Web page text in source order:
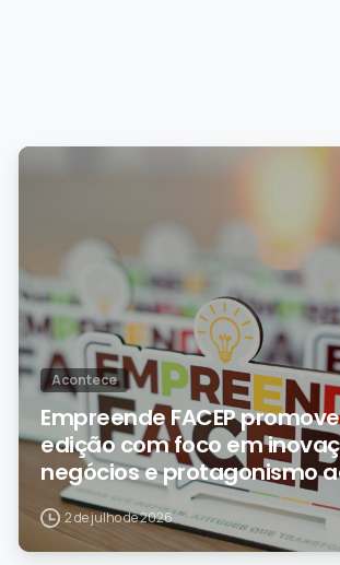
Acontece
Empreende FACEP
edição com foco em
negócios e protagonismo
2 de julho de 2026